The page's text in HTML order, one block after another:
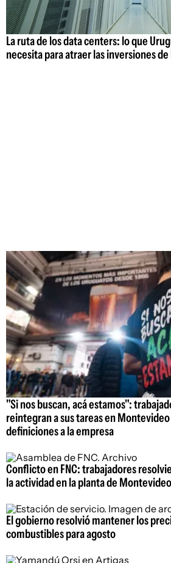
La ruta de los data centers: lo que
necesita para atraer las inversiones de
"Si nos buscan, acá estamos":
reintegran a sus tareas en
definiciones a la empresa
Conflicto en FNC: trabajadores
la actividad en la planta de Montevideo
El gobierno resolvió mantener los
combustibles para agosto